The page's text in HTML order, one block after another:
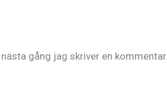
gång jag skriver en kommentar.